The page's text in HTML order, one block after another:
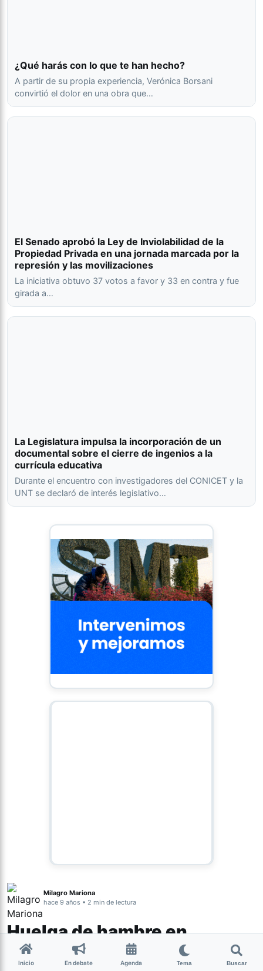
¿Qué harás con lo que te han hecho?
A partir de su propia experiencia, Verónica Borsani
convirtió el dolor en una obra que…
El Senado aprobó la Ley de Inviolabilidad de la
Propiedad Privada en una jornada marcada por la
represión y las movilizaciones
La iniciativa obtuvo 37 votos a favor y 33 en contra y fue
girada a…
La Legislatura impulsa la incorporación de un
documental sobre el cierre de ingenios a la
currícula educativa
Durante el encuentro con investigadores del CONICET y la
UNT se declaró de interés legislativo…
Milagro Mariona
hace 9 años • 2 min de lectura
Huelga de hambre en
cárceles tucumanas
Inicio En debate Agenda Tema Buscar